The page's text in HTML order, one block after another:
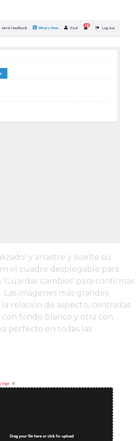
y arrastre y suelte su
el cuadro desplegable para
cambios' para confirmar.
imágenes más grandes
relación de aspecto, centradas
fondo blanco y otra con
perfecto en todas las